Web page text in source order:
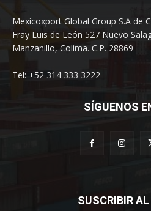
Mexicoxport Global Group S.A de
Fray Luis de León 527 Nuevo
Manzanillo, Colima. C.P. 28869
Tel: +52 314 333 3222
SÍGUENOS
SUSCRIBIR